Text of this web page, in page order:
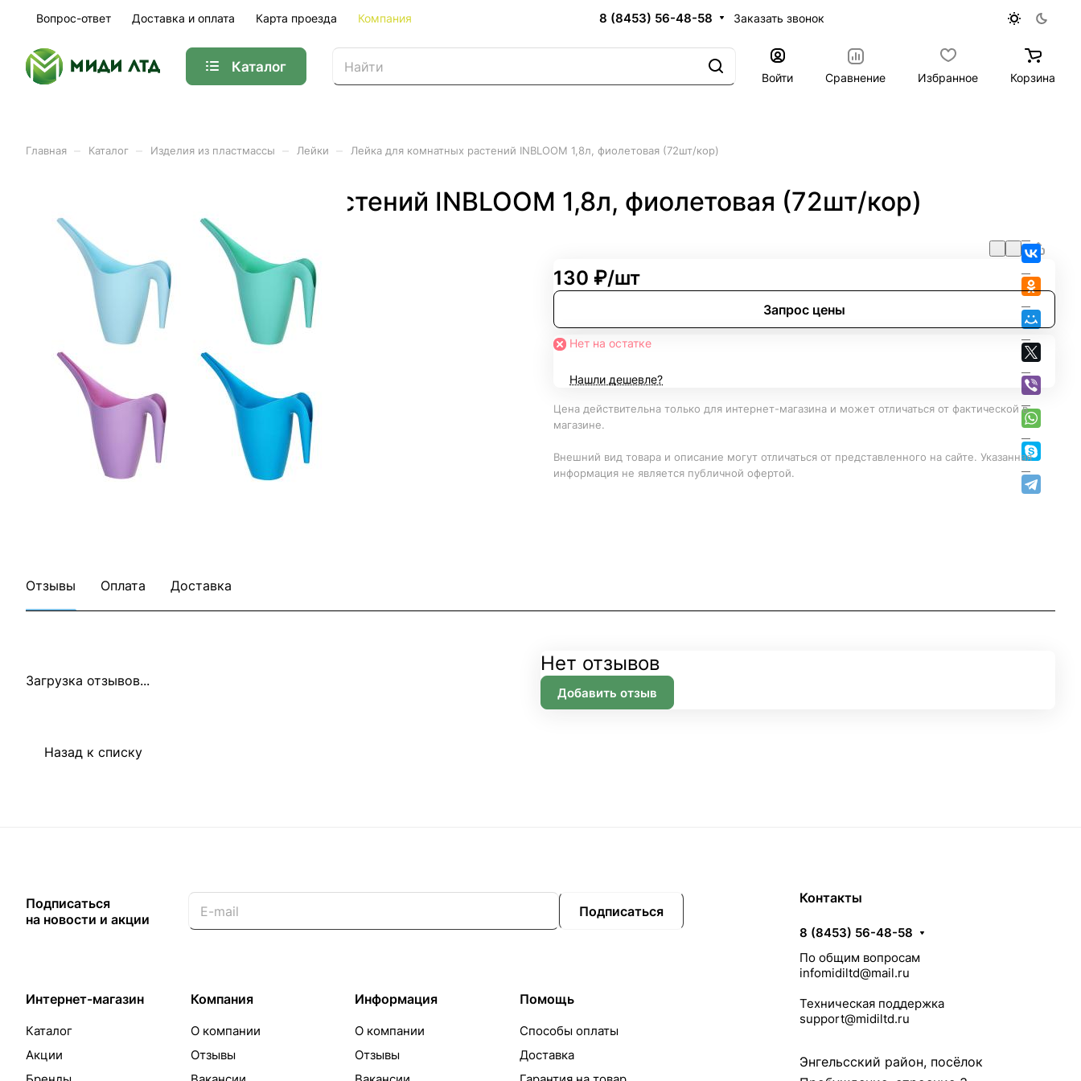
Вопрос-ответ Доставка и оплата Карта проезда Компания 8 (8453) 56-48-58 Заказать звонок
Каталог
Войти Сравнение Избранное Корзина
Главная Каталог Изделия из пластмассы Лейки Лейка для комнатных растений INBLOOM 1,8л, фиолетовая (72шт/кор)
Лейка для комнатных растений INBLOOM 1,8л, фиолетовая (72шт/кор)
166-047фиол
130 ₽/шт
Запрос цены
Нет на остатке
Нашли дешевле?
Цена действительна только для интернет-магазина и может отличаться от фактической в
магазине.
Внешний вид товара и описание могут отличаться от представленного на сайте. Указанная
информация не является публичной офертой.
Отзывы Оплата Доставка
Загрузка отзывов...
Нет отзывов
Добавить отзыв
Назад к списку
Подписаться
на новости и акции
Подписаться
Интернет-магазин
Каталог
Акции
Компания
О компании
Отзывы
Информация
О компании
Отзывы
Помощь
Способы оплаты
Доставка
Контакты
8 (8453) 56-48-58
По общим вопросам
infomidiltd@mail.ru
Техническая поддержка
support@midiltd.ru
Энгельсский район, посёлок